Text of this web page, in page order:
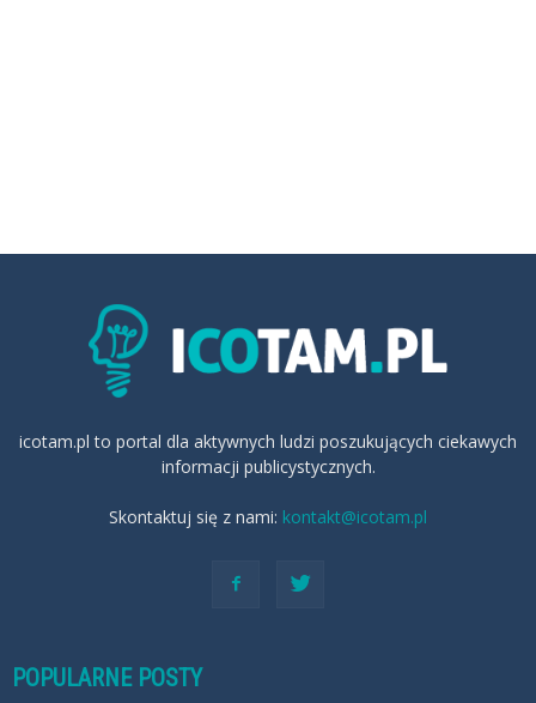
icotam.pl to portal dla aktywnych ludzi poszukujących ciekawych
informacji publicystycznych.
Skontaktuj się z nami: kontakt@icotam.pl
POPULARNE POSTY